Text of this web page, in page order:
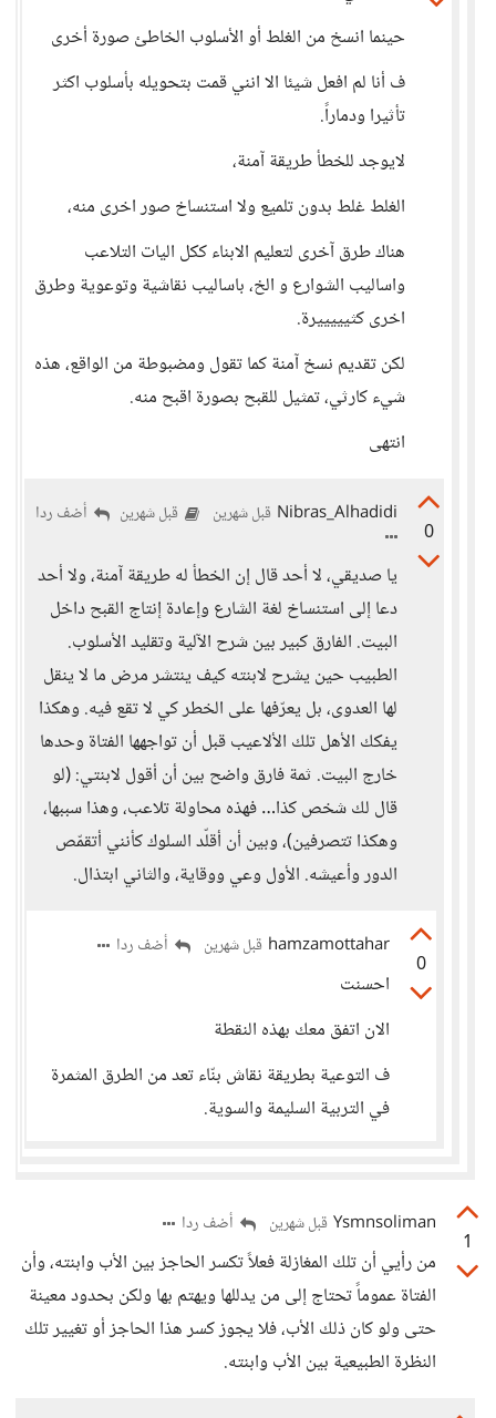
حينما انسخ من الغلط أو الأسلوب الخاطئ صورة أخرى
ف أنا لم افعل شيئا الا انني قمت بتحويله بأسلوب اكثر
تأثيرا ودماراً.
لايوجد للخطأ طريقة آمنة،
الغلط غلط بدون تلميع ولا استنساخ صور اخرى منه،
هناك طرق آخرى لتعليم الابناء ككل اليات التلاعب
واساليب الشوارع و الخ، باساليب نقاشية وتوعوية وطرق
اخرى كثيييييرة.
لكن تقديم نسخ آمنة كما تقول ومضبوطة من الواقع، هذه
شيء كارثي، تمثيل للقبح بصورة اقبح منه.
انتهى
0
Nibras_Alhadidi قبل شهرين قبل شهرين أضف ردا
يا صديقي، لا أحد قال إن الخطأ له طريقة آمنة، ولا أحد
دعا إلى استنساخ لغة الشارع وإعادة إنتاج القبح داخل
البيت. الفارق كبير بين شرح الآلية وتقليد الأسلوب.
الطبيب حين يشرح لابنته كيف ينتشر مرض ما لا ينقل
لها العدوى، بل يعرّفها على الخطر كي لا تقع فيه. وهكذا
يفكك الأهل تلك الألاعيب قبل أن تواجهها الفتاة وحدها
خارج البيت. ثمة فارق واضح بين أن أقول لابنتي: (لو
قال لك شخص كذا… فهذه محاولة تلاعب، وهذا سببها،
وهكذا تتصرفين)، وبين أن أقلّد السلوك كأنني أتقمّص
الدور وأعيشه. الأول وعي ووقاية، والثاني ابتذال.
0
hamzamottahar قبل شهرين أضف ردا
احسنت
الان اتفق معك بهذه النقطة
ف التوعية بطريقة نقاش بنّاء تعد من الطرق المثمرة
في التربية السليمة والسوية.
1
Ysmnsoliman قبل شهرين أضف ردا
من رأيي أن تلك المغازلة فعلاً تكسر الحاجز بين الأب وابنته، وأن
الفتاة عموماً تحتاج إلى من يدللها ويهتم بها ولكن بحدود معينة
حتى ولو كان ذلك الأب، فلا يجوز كسر هذا الحاجز أو تغيير تلك
النظرة الطبيعية بين الأب وابنته.